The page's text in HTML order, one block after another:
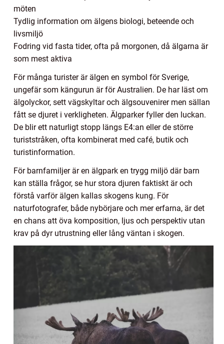
möten
Tydlig information om älgens biologi, beteende och
livsmiljö
Fodring vid fasta tider, ofta på morgonen, då älgarna är
som mest aktiva
För många turister är älgen en symbol för Sverige,
ungefär som kängurun är för Australien. De har läst om
älgolyckor, sett vägskyltar och älgsouvenirer men sällan
fått se djuret i verkligheten. Älgparker fyller den luckan.
De blir ett naturligt stopp längs E4:an eller de större
turiststråken, ofta kombinerat med café, butik och
turistinformation.
För barnfamiljer är en älgpark en trygg miljö där barn
kan ställa frågor, se hur stora djuren faktiskt är och
förstå varför älgen kallas skogens kung. För
naturfotografer, både nybörjare och mer erfarna, är det
en chans att öva komposition, ljus och perspektiv utan
krav på dyr utrustning eller lång väntan i skogen.